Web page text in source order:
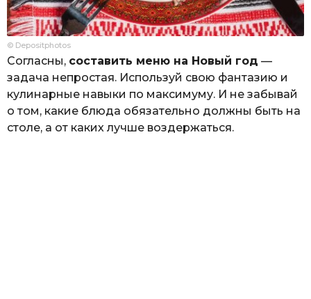
© Depositphotos
Согласны, составить меню на Новый год —
задача непростая. Используй свою фантазию и
кулинарные навыки по максимуму. И не забывай
о том, какие блюда обязательно должны быть на
столе, а от каких лучше воздержаться.